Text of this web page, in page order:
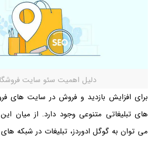
دلیل اهميت سئو سايت
برای افزایش بازدید و فروش در سایت های
های تبلیغاتی متنوعی وجود دارد. از میان
می توان به گوگل ادوردز، تبلیغات در شبکه های